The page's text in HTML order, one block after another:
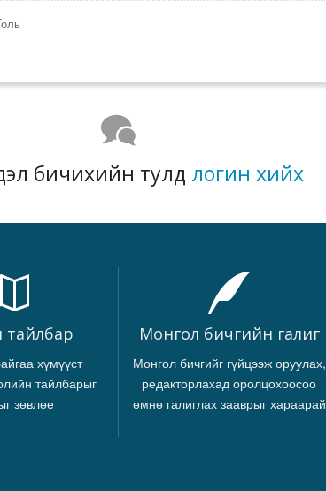
бичихийн тулд логин хийх
тайлбар
хүмүүст
тайлбарыг
зөвлөе
Монгол бичгийн галиг
Монгол бичгийг гүйцээж оруулах,
редакторлахад оролцохоосоо
өмнө галиглах зааврыг хараарай